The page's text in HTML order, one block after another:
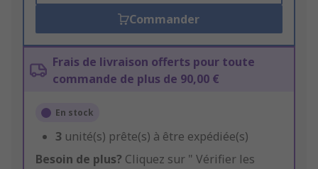
Commander
Frais de livraison offerts pour toute
commande de plus de 90,00 €
En stock
3 unité(s) prête(s) à être expédiée(s)
Besoin de plus? Cliquez sur " Vérifier les